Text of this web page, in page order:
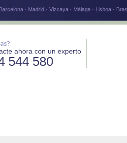
Barcelona · Madrid · Vizcaya · Málaga · Lisboa ·
ahora con un experto
544 580